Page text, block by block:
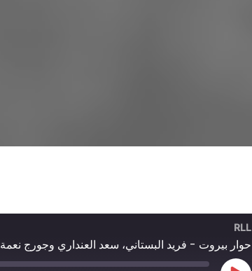
RLL
حوار بيروت - فريد البستاني، سعد العنداري وجورج نعمة